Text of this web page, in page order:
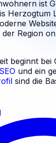
ist
Herzogtum
Region
beginnt bei
und ein
sind die